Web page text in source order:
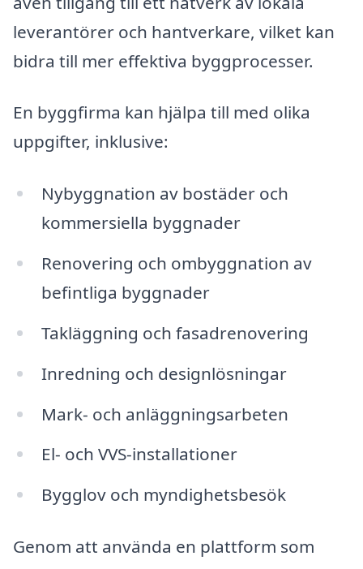
leverantörer och hantverkare, vilket kan
bidra till mer effektiva byggprocesser.
En byggfirma kan hjälpa till med olika
uppgifter, inklusive:
Nybyggnation av bostäder och
kommersiella byggnader
Renovering och ombyggnation av
befintliga byggnader
Takläggning och fasadrenovering
Inredning och designlösningar
Mark- och anläggningsarbeten
El- och VVS-installationer
Bygglov och myndighetsbesök
Genom att använda en plattform som